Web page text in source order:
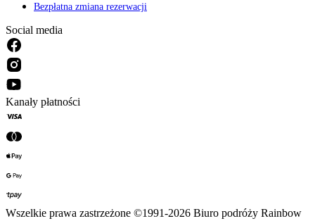
Bezpłatna zmiana rezerwacji
Social media
Kanały płatności
Wszelkie prawa zastrzeżone ©1991-2026 Biuro podróży Rainbow